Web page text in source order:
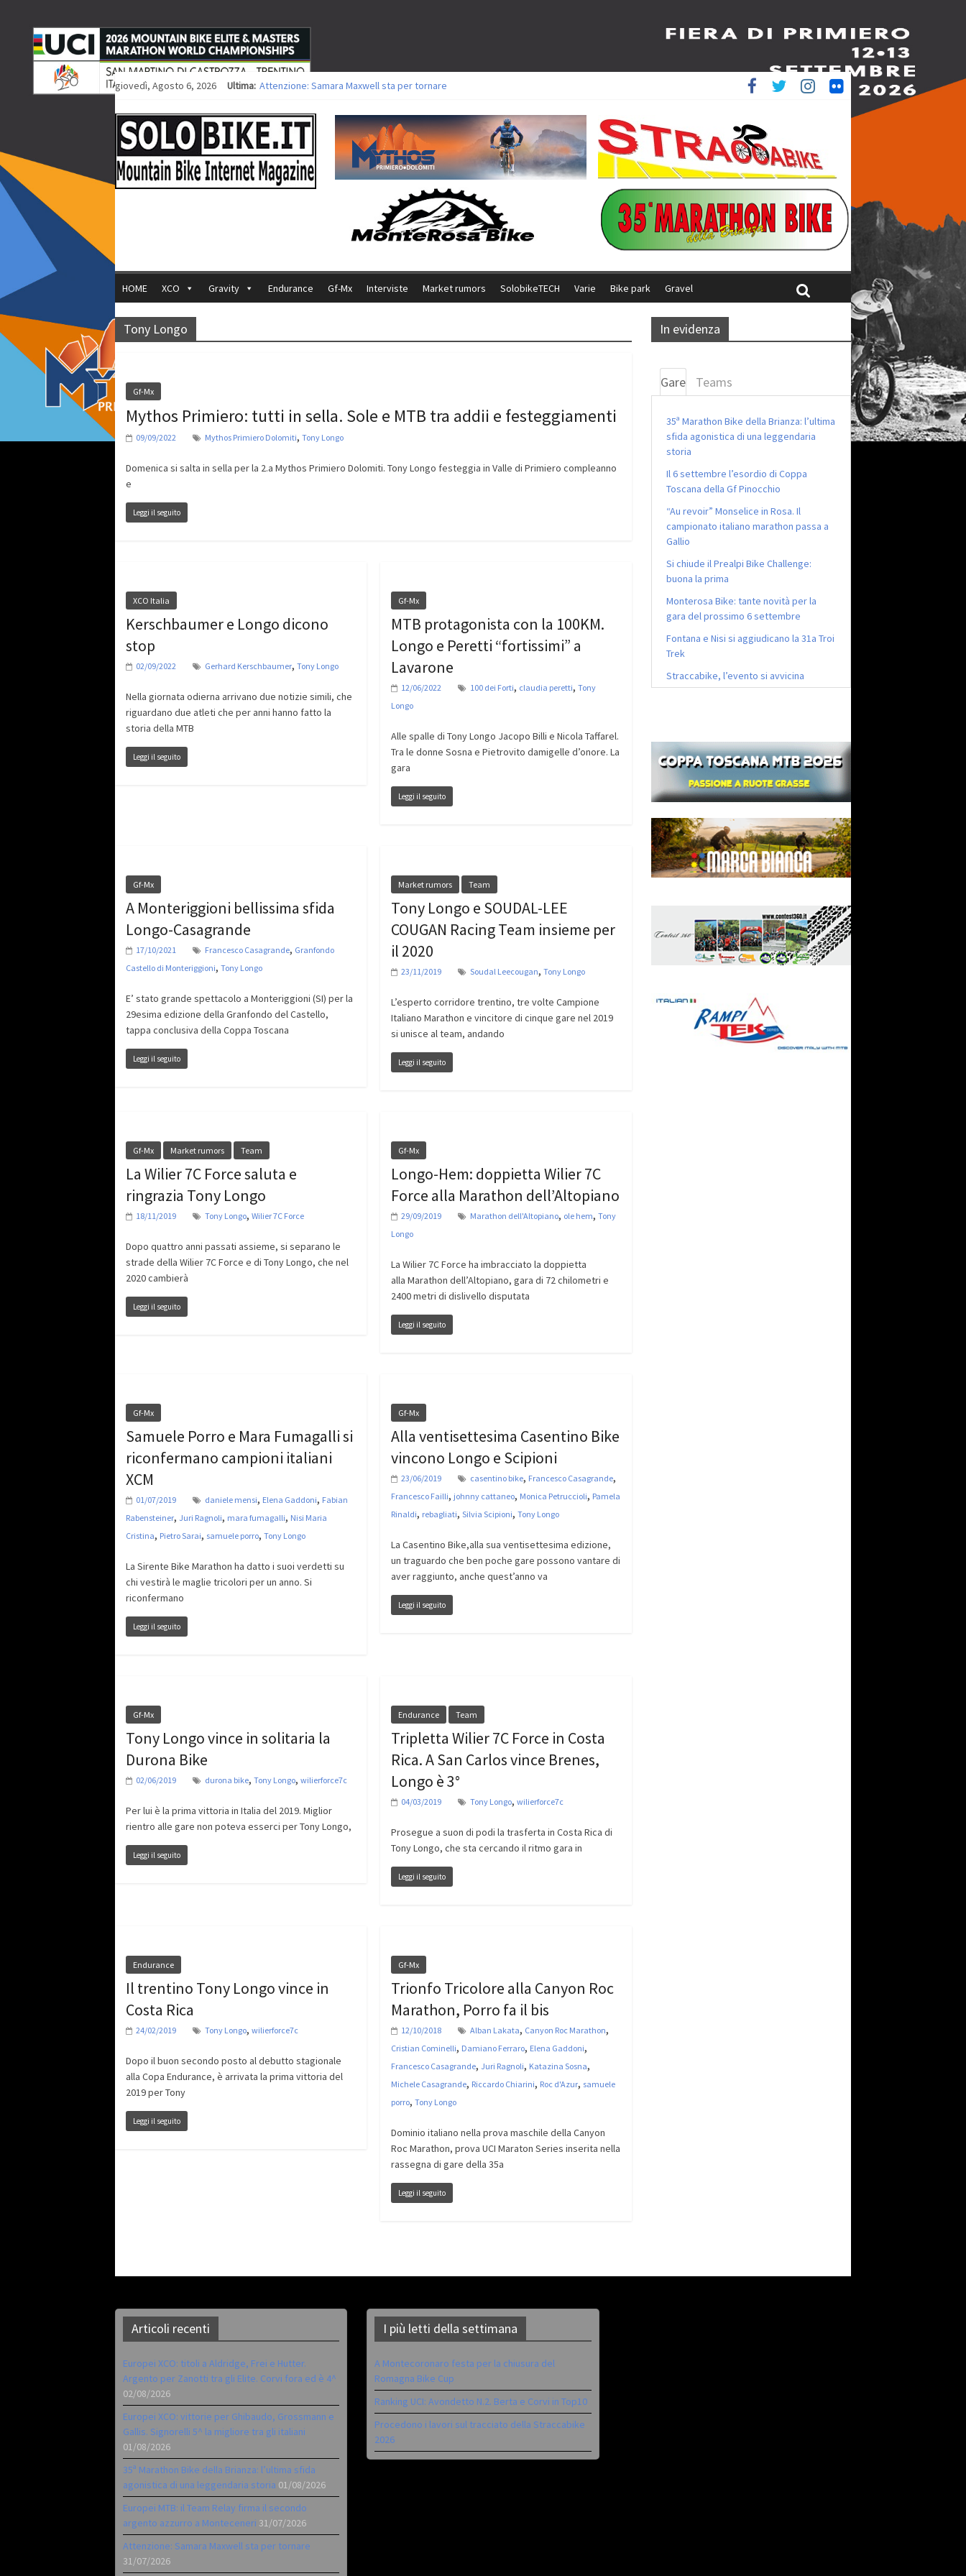
giovedì, Agosto 6, 2026 Ultima: Attenzione: Samara Maxwell sta per tornare
Europei XCO: vittorie per Ghibaudo, Grossmann e Gallis. Signorelli 5^ la migliore tra gli italiani
35ª Marathon Bike della Brianza: l’ultima sfida agonistica di una leggendaria storia
Europei MTB: il Team Relay firma il secondo argento azzurro a Monteceneri
HOME XCO Gravity Endurance Gf-Mx Interviste Market rumors SolobikeTECH Varie Bike park Gravel
Tony Longo
Gf-Mx
Mythos Primiero: tutti in sella. Sole e MTB tra addii e festeggiamenti
09/09/2022 Mythos Primiero Dolomiti, Tony Longo
Domenica si salta in sella per la 2.a Mythos Primiero Dolomiti. Tony Longo festeggia in Valle di Primiero compleanno
e
Leggi il seguito
XCO Italia
Kerschbaumer e Longo dicono
stop
02/09/2022 Gerhard Kerschbaumer, Tony Longo
Nella giornata odierna arrivano due notizie simili, che
riguardano due atleti che per anni hanno fatto la
storia della MTB
Leggi il seguito
Gf-Mx
MTB protagonista con la 100KM.
Longo e Peretti “fortissimi” a
Lavarone
12/06/2022 100 dei Forti, claudia peretti, Tony
Longo
Alle spalle di Tony Longo Jacopo Billi e Nicola Taffarel.
Tra le donne Sosna e Pietrovito damigelle d’onore. La
gara
Leggi il seguito
Gf-Mx
A Monteriggioni bellissima sfida
Longo-Casagrande
17/10/2021 Francesco Casagrande, Granfondo
Castello di Monteriggioni, Tony Longo
E’ stato grande spettacolo a Monteriggioni (SI) per la
29esima edizione della Granfondo del Castello,
tappa conclusiva della Coppa Toscana
Leggi il seguito
Market rumors Team
Tony Longo e SOUDAL-LEE
COUGAN Racing Team insieme per
il 2020
23/11/2019 Soudal Leecougan, Tony Longo
L’esperto corridore trentino, tre volte Campione
Italiano Marathon e vincitore di cinque gare nel 2019
si unisce al team, andando
Leggi il seguito
Gf-Mx Market rumors Team
La Wilier 7C Force saluta e
ringrazia Tony Longo
18/11/2019 Tony Longo, Wilier 7C Force
Dopo quattro anni passati assieme, si separano le
strade della Wilier 7C Force e di Tony Longo, che nel
2020 cambierà
Leggi il seguito
Gf-Mx
Longo-Hem: doppietta Wilier 7C
Force alla Marathon dell’Altopiano
29/09/2019 Marathon dell'Altopiano, ole hem, Tony
Longo
La Wilier 7C Force ha imbracciato la doppietta
alla Marathon dell’Altopiano, gara di 72 chilometri e
2400 metri di dislivello disputata
Leggi il seguito
Gf-Mx
Samuele Porro e Mara Fumagalli si
riconfermano campioni italiani
XCM
01/07/2019 daniele mensi, Elena Gaddoni, Fabian
Rabensteiner, Juri Ragnoli, mara fumagalli, Nisi Maria
Cristina, Pietro Sarai, samuele porro, Tony Longo
La Sirente Bike Marathon ha datto i suoi verdetti su
chi vestirà le maglie tricolori per un anno. Si
riconfermano
Leggi il seguito
Gf-Mx
Alla ventisettesima Casentino Bike
vincono Longo e Scipioni
23/06/2019 casentino bike, Francesco Casagrande,
Francesco Failli, johnny cattaneo, Monica Petruccioli, Pamela
Rinaldi, rebagliati, Silvia Scipioni, Tony Longo
La Casentino Bike,alla sua ventisettesima edizione,
un traguardo che ben poche gare possono vantare di
aver raggiunto, anche quest’anno va
Leggi il seguito
Gf-Mx
Tony Longo vince in solitaria la
Durona Bike
02/06/2019 durona bike, Tony Longo, wilierforce7c
Per lui è la prima vittoria in Italia del 2019. Miglior
rientro alle gare non poteva esserci per Tony Longo,
Leggi il seguito
Endurance Team
Tripletta Wilier 7C Force in Costa
Rica. A San Carlos vince Brenes,
Longo è 3°
04/03/2019 Tony Longo, wilierforce7c
Prosegue a suon di podi la trasferta in Costa Rica di
Tony Longo, che sta cercando il ritmo gara in
Leggi il seguito
Endurance
Il trentino Tony Longo vince in
Costa Rica
24/02/2019 Tony Longo, wilierforce7c
Dopo il buon secondo posto al debutto stagionale
alla Copa Endurance, è arrivata la prima vittoria del
2019 per Tony
Leggi il seguito
Gf-Mx
Trionfo Tricolore alla Canyon Roc
Marathon, Porro fa il bis
12/10/2018 Alban Lakata, Canyon Roc Marathon,
Cristian Cominelli, Damiano Ferraro, Elena Gaddoni,
Francesco Casagrande, Juri Ragnoli, Katazina Sosna,
Michele Casagrande, Riccardo Chiarini, Roc d'Azur, samuele
porro, Tony Longo
Dominio italiano nella prova maschile della Canyon
Roc Marathon, prova UCI Maraton Series inserita nella
rassegna di gare della 35a
Leggi il seguito
In evidenza
Gare Teams
35ª Marathon Bike della Brianza: l’ultima
sfida agonistica di una leggendaria
storia
Il 6 settembre l’esordio di Coppa
Toscana della Gf Pinocchio
“Au revoir” Monselice in Rosa. Il
campionato italiano marathon passa a
Gallio
Si chiude il Prealpi Bike Challenge:
buona la prima
Monterosa Bike: tante novità per la
gara del prossimo 6 settembre
Fontana e Nisi si aggiudicano la 31a Troi
Trek
Straccabike, l’evento si avvicina
Articoli recenti
Europei XCO: titoli a Aldridge, Frei e Hutter.
Argento per Zanotti tra gli Elite. Corvi fora ed è 4^
02/08/2026
Europei XCO: vittorie per Ghibaudo, Grossmann e
Gallis. Signorelli 5^ la migliore tra gli italiani
01/08/2026
35ª Marathon Bike della Brianza: l’ultima sfida
agonistica di una leggendaria storia 01/08/2026
Europei MTB: il Team Relay firma il secondo
argento azzurro a Monteceneri 31/07/2026
Attenzione: Samara Maxwell sta per tornare
31/07/2026
I più letti della settimana
A Montecoronaro festa per la chiusura del
Romagna Bike Cup
Ranking UCI: Avondetto N.2. Berta e Corvi in Top10
Procedono i lavori sul tracciato della Straccabike
2026